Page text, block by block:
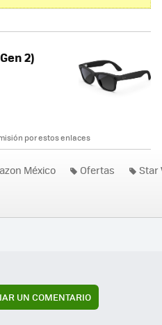
2)
por estos enlaces
México Ofertas Star
UN COMENTARIO